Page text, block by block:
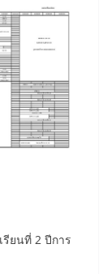
ยนที่ 2 ปีการ